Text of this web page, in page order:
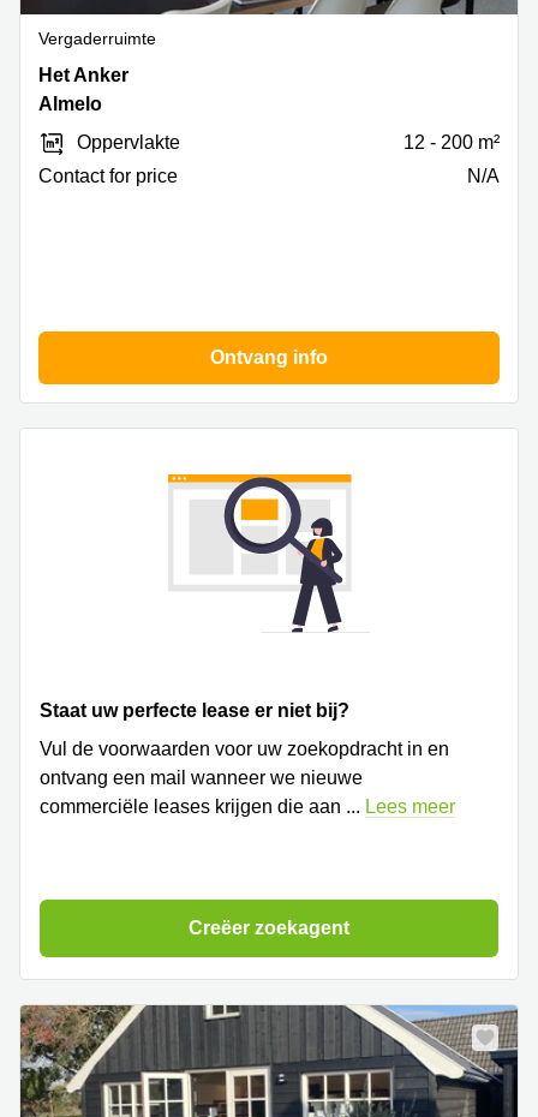
Vergaderruimte
Het
Anker
Almelo
Het Anker
Almelo
Oppervlakte
12 - 200 m²
Contact for price
N/A
Ontvang info
Staat uw perfecte lease er niet bij?
Vul de voorwaarden voor uw zoekopdracht in en
ontvang een mail wanneer we nieuwe
commerciële leases krijgen die aan ... Lees meer
Creëer zoekagent